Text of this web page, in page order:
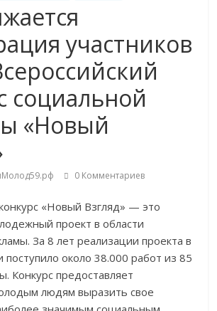
участников
социальной
«Новый
0 Комментариев
«Новый Взгляд» — это
проект в области
За 8 лет реализации проекта в
около 38.000 работ из 85
Конкурс предоставляет
людям выразить свое